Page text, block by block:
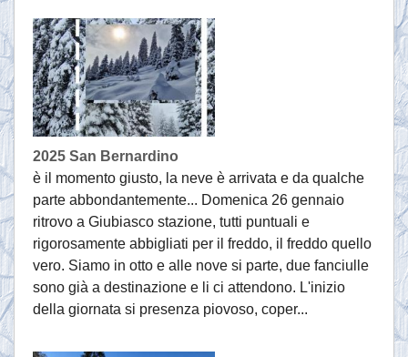
Ordinazioni
2025 San Bernardino
è il momento giusto, la neve è arrivata e da qualche
parte abbondantemente... Domenica 26 gennaio
ritrovo a Giubiasco stazione, tutti puntuali e
rigorosamente abbigliati per il freddo, il freddo quello
vero. Siamo in otto e alle nove si parte, due fanciulle
sono già a destinazione e li ci attendono. L'inizio
della giornata si presenza piovoso, coper...